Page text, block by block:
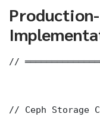
//
// Ceph Storage